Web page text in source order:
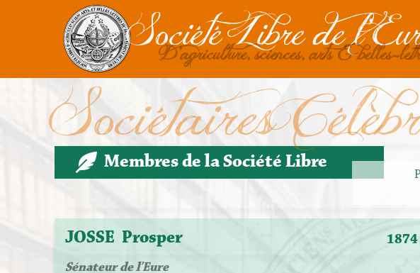
Société Libre de
D'agriculture, sciences, arts & belles-
Sociétaires
Membres de la Société Libre
JOSSE Prosper
Sénateur de l’Eure
1874